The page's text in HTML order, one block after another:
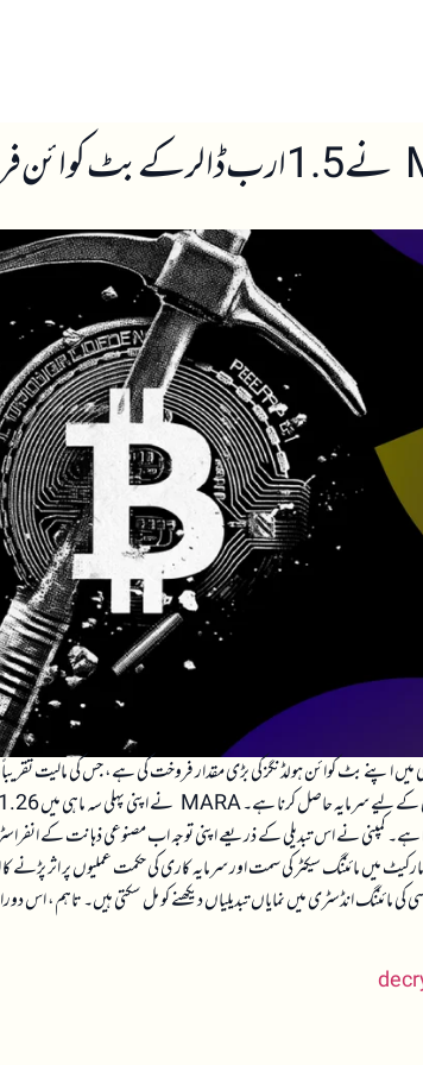
کمپنی نے اس تبدیلی کے ذریعے اپنی توجہ اب مصنوعی ذہانت کے
مائننگ انڈسٹری میں نمایاں تبدیلیاں دیکھنے کو مل سکتی ہیں۔ تاہم، اس